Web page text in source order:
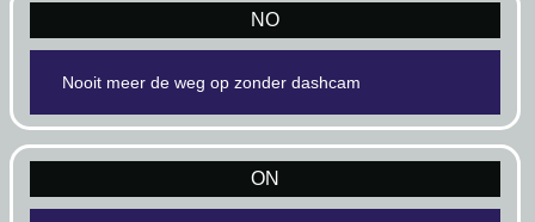
NO
Nooit meer de weg op zonder dashcam
ON